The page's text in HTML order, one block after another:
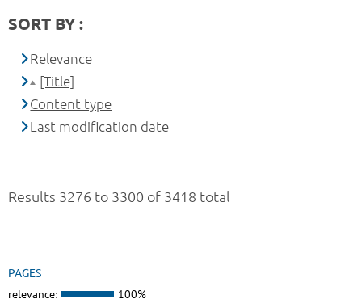
Results 3276 to 3300 of 3418 total
PAGES
relevance: 100%
SORT BY :
Relevance
[Title]
Content type
Last modification date